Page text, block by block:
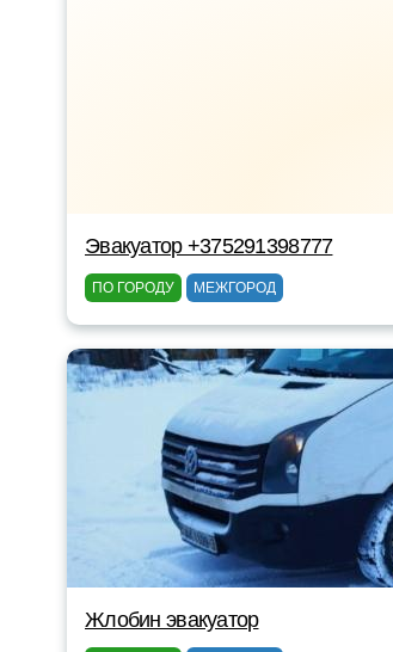
Эвакуатор +375291398777
ПО ГОРОДУ МЕЖГОРОД
Жлобин эвакуатор